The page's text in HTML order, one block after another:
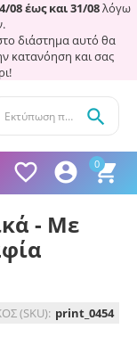
08 έως και 31/08λόγω
διάστημα αυτό θα
κατανόηση και σας
0




- Με
(SKU): print_0454